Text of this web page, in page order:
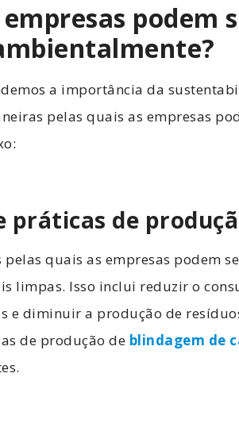
empresas podem
a importância da
pelas quais as empresas
práticas de
quais as empresas podem
limpas. Isso inclui reduzir o
e diminuir a produção de
de produção de blindagem de